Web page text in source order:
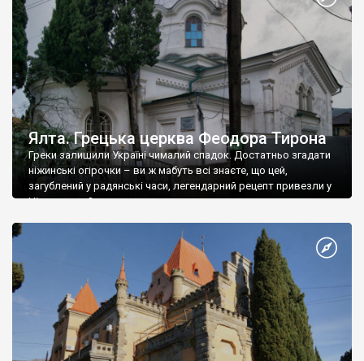
Ялта. Грецька церква Феодора Тирона
Греки залишили Україні чималий спадок. Достатньо згадати
ніжинські огірочки – ви ж мабуть всі знаєте, що цей,
загублений у радянські часи, легендарний рецепт привезли у
Ніжин греки?